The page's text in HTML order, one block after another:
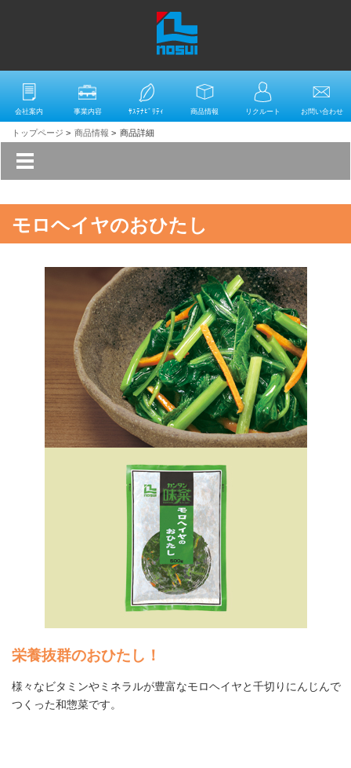
会社案内 事業内容 ｻｽﾃﾅﾋﾞﾘﾃｨ 商品情報 リクルート お問い合わせ
トップページ > 商品情報 > 商品詳細
モロヘイヤのおひたし
栄養抜群のおひたし！
様々なビタミンやミネラルが豊富なモロヘイヤと千切りにんじんで
つくった和惣菜です。